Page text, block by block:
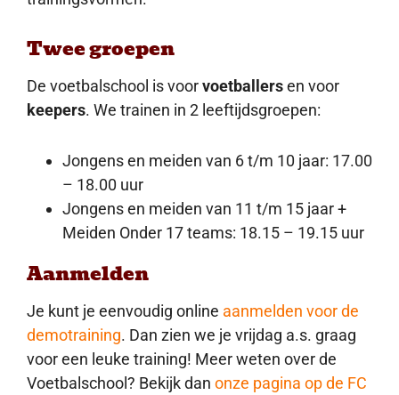
Twee groepen
De voetbalschool is voorvoetballersen voor
keepers. We trainen in 2 leeftijdsgroepen:
Jongens en meiden van 6 t/m 10 jaar: 17.00
– 18.00 uur
Jongens en meiden van 11 t/m 15 jaar +
Meiden Onder 17 teams: 18.15 – 19.15 uur
Aanmelden
Je kunt je eenvoudig online aanmelden voor de
demotraining. Dan zien we je vrijdag a.s. graag
voor een leuke training! Meer weten over de
Voetbalschool? Bekijk dan onze pagina op de FC